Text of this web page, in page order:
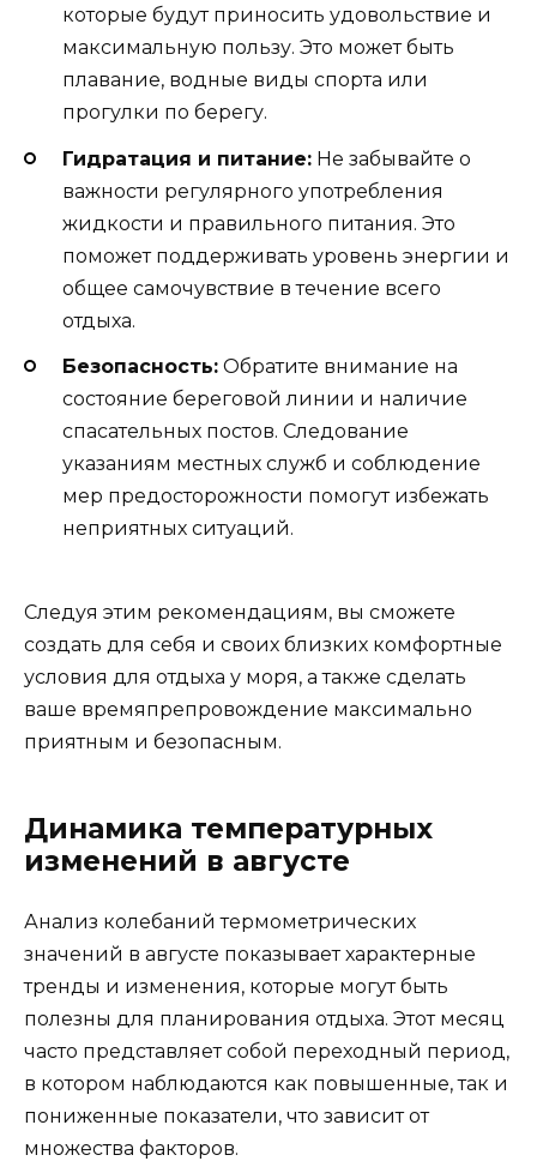
которые будут приносить удовольствие и
максимальную пользу. Это может быть
плавание, водные виды спорта или
прогулки по берегу.
Гидратация и питание: Не забывайте о
важности регулярного употребления
жидкости и правильного питания. Это
поможет поддерживать уровень энергии и
общее самочувствие в течение всего
отдыха.
Безопасность: Обратите внимание на
состояние береговой линии и наличие
спасательных постов. Следование
указаниям местных служб и соблюдение
мер предосторожности помогут избежать
неприятных ситуаций.
Следуя этим рекомендациям, вы сможете
создать для себя и своих близких комфортные
условия для отдыха у моря, а также сделать
ваше времяпрепровождение максимально
приятным и безопасным.
Динамика температурных
изменений в августе
Анализ колебаний термометрических
значений в августе показывает характерные
тренды и изменения, которые могут быть
полезны для планирования отдыха. Этот месяц
часто представляет собой переходный период,
в котором наблюдаются как повышенные, так и
пониженные показатели, что зависит от
множества факторов.